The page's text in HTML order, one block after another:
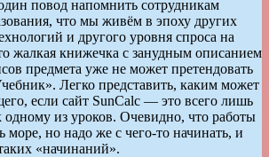
повод напомнить сотрудникам
что мы живём в эпоху других
и другого уровня спроса на
жалкая книжечка с занудным описанием
предмета уже не может претендовать
Легко представить, каким может
если сайт SunCalc — это всего лишь
одному из уроков. Очевидно, что работы
море, но надо же с чего-то начинать, и
«начинаний».